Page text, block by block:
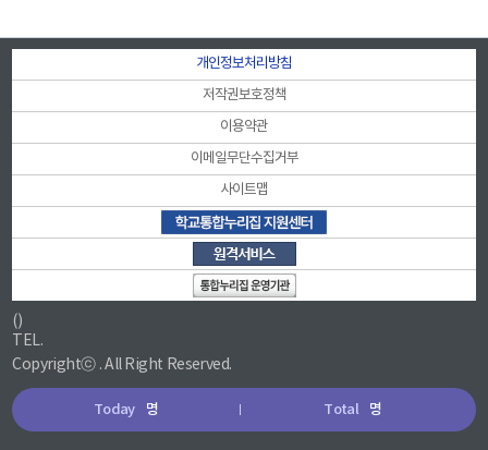
개인정보처리방침
저작권보호정책
이용약관
이메일무단수집거부
사이트맵
()
TEL.
Copyrightⓒ . All Right Reserved.
Today 명 Total 명